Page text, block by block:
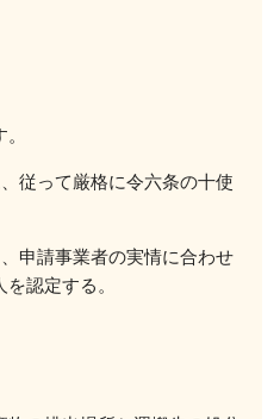
従って厳格に令六条の十使
申請事業者の実情に合わせ
認定する。